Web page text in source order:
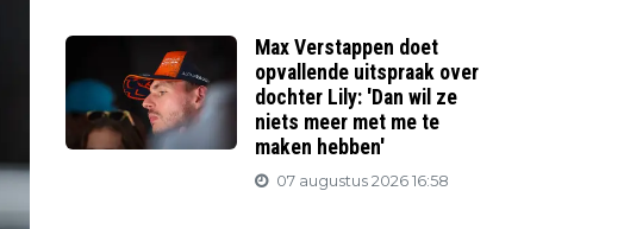
Max Verstappen doet
opvallende uitspraak over
dochter Lily: 'Dan wil ze
niets meer met me te
maken hebben'
07 augustus 2026 16:58